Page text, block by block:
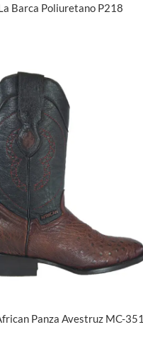
Barca Poliuretano P218
Panza Avestruz MC-351